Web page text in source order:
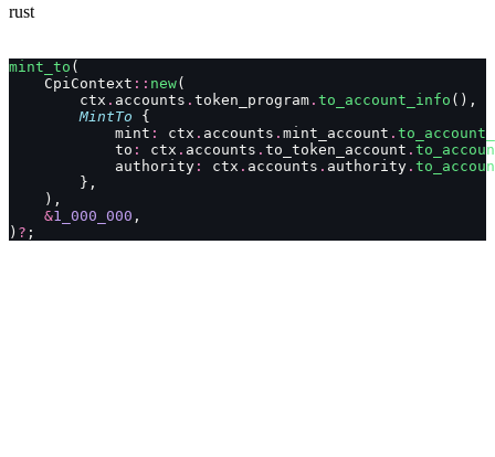
rust
mint_to (
    CpiContext
:: new(
        ctx
. accounts . token_program . to_account_info (),
        MintTo
{
            mint
: ctx . accounts . mint_account .
            to
: ctx . accounts . to_token_account .
            authority
: ctx . accounts . authority .
        },
    ),
    &
1_000_000 ,
) ? ;